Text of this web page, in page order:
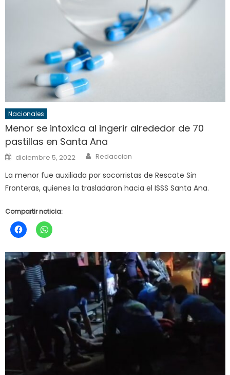
Nacionales
Menor se intoxica al ingerir alrededor de 70
pastillas en Santa Ana
Posted
on
diciembre 5, 2022 Author
Redaccion
La menor fue auxiliada por socorristas de Rescate Sin
Fronteras, quienes la trasladaron hacia el ISSS Santa Ana.
Compartir noticia: